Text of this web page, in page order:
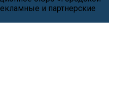
и партнерские